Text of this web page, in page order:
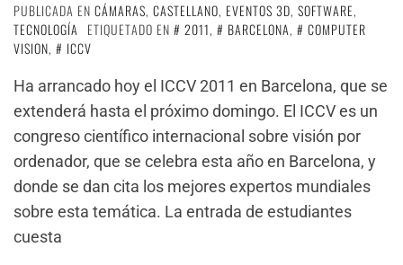
PUBLICADA EN CÁMARAS, CASTELLANO, EVENTOS 3D, SOFTWARE,
TECNOLOGÍA
ETIQUETADO EN 2011, BARCELONA,
COMPUTER
VISION,
ICCV
Ha arrancado hoy el ICCV 2011 en Barcelona, que se
extenderá hasta el próximo domingo. El ICCV es un
congreso científico internacional sobre visión por
ordenador, que se celebra esta año en Barcelona, y
donde se dan cita los mejores expertos mundiales
sobre esta temática. La entrada de estudiantes
cuesta